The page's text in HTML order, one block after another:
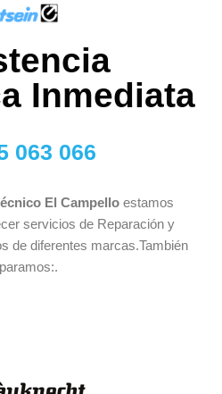
Inmediata​​​
063 066
El Campello estamos
servicios de Reparación y
de diferentes marcas.También